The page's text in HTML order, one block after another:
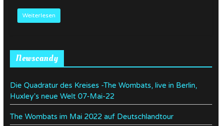
Weiterlesen
Newscandy
Die Quadratur des Kreises -The Wombats, live in Berlin,
Huxley’s neue Welt 07-Mai-22
The Wombats im Mai 2022 auf Deutschlandtour